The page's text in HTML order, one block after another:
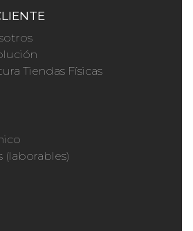
Tiendas Físicas
(laborables)